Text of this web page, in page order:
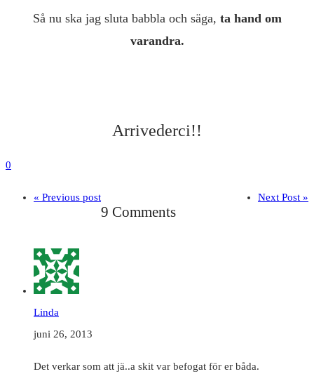
Så nu ska jag sluta babbla och säga, ta hand om
varandra.
Arrivederci!!
0
« Previous post Next Post »
9 Comments
Linda
juni 26, 2013
Det verkar som att jä..a skit var befogat för er båda.